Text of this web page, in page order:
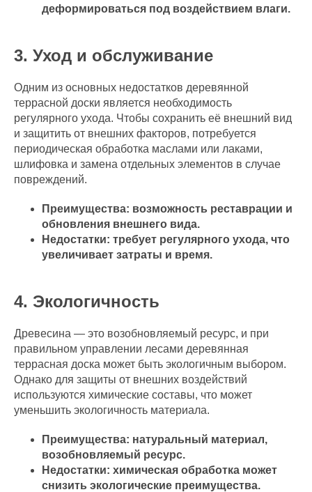
деформироваться под воздействием влаги.
3. Уход и обслуживание
Одним из основных недостатков деревянной
террасной доски является необходимость
регулярного ухода. Чтобы сохранить её внешний вид
и защитить от внешних факторов, потребуется
периодическая обработка маслами или лаками,
шлифовка и замена отдельных элементов в случае
повреждений.
Преимущества: возможность реставрации и
обновления внешнего вида.
Недостатки: требует регулярного ухода, что
увеличивает затраты и время.
4. Экологичность
Древесина — это возобновляемый ресурс, и при
правильном управлении лесами деревянная
террасная доска может быть экологичным выбором.
Однако для защиты от внешних воздействий
используются химические составы, что может
уменьшить экологичность материала.
Преимущества: натуральный материал,
возобновляемый ресурс.
Недостатки: химическая обработка может
снизить экологические преимущества.